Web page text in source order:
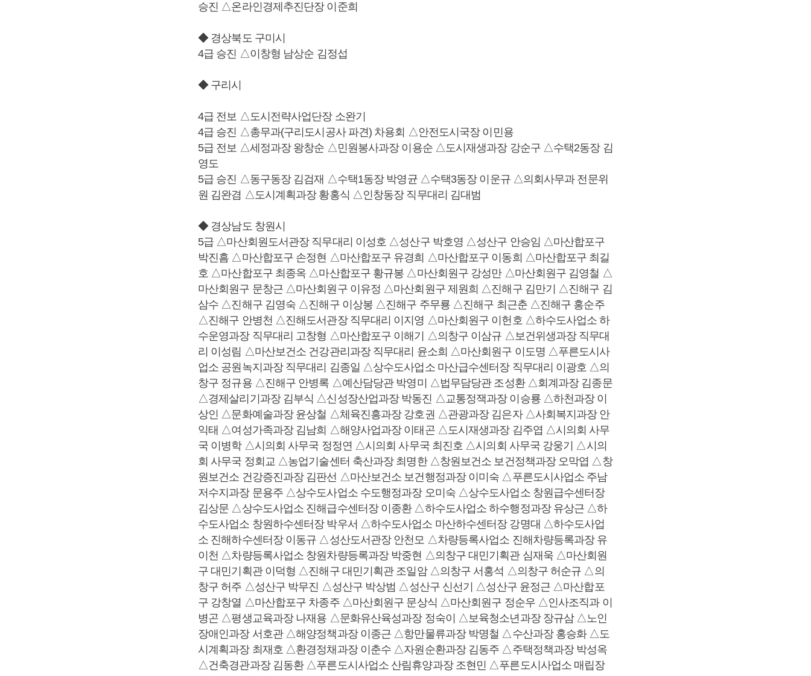
승진 △온라인경제추진단장 이준희
◆ 경상북도 구미시
4급 승진 △이창형 남상순 김정섭
◆ 구리시
4급 전보 △도시전략사업단장 소완기
4급 승진 △총무과(구리도시공사 파견) 차용회 △안전도시국장 이민용
5급 전보 △세정과장 왕창순 △민원봉사과장 이용순 △도시재생과장 강순구 △수택2동장 김
영도
5급 승진 △동구동장 김검재 △수택1동장 박영균 △수택3동장 이운규 △의회사무과 전문위
원 김완겸 △도시계획과장 황홍식 △인창동장 직무대리 김대범
◆ 경상남도 창원시
5급 △마산회원도서관장 직무대리 이성호 △성산구 박호영 △성산구 안승임 △마산합포구
박진흠 △마산합포구 손정현 △마산합포구 유경희 △마산합포구 이동희 △마산합포구 최길
호 △마산합포구 최종옥 △마산합포구 황규봉 △마산회원구 강성만 △마산회원구 김영철 △
마산회원구 문창근 △마산회원구 이유정 △마산회원구 제원희 △진해구 김만기 △진해구 김
삼수 △진해구 김영숙 △진해구 이상봉 △진해구 주무룡 △진해구 최근춘 △진해구 홍순주
△진해구 안병천 △진해도서관장 직무대리 이지영 △마산회원구 이헌호 △하수도사업소 하
수운영과장 직무대리 고창형 △마산합포구 이해기 △의창구 이삼규 △보건위생과장 직무대
리 이성림 △마산보건소 건강관리과장 직무대리 윤소희 △마산회원구 이도명 △푸른도시사
업소 공원녹지과장 직무대리 김종일 △상수도사업소 마산급수센터장 직무대리 이광호 △의
창구 정규용 △진해구 안병록 △예산담당관 박영미 △법무담당관 조성환 △회계과장 김종문
△경제살리기과장 김부식 △신성장산업과장 박동진 △교통정잭과장 이승룡 △하천과장 이
상인 △문화예술과장 윤상철 △체육진흥과장 강호권 △관광과장 김은자 △사회복지과장 안
익태 △여성가족과장 김남희 △해양사업과장 이태곤 △도시재생과장 김주엽 △시의회 사무
국 이병학 △시의회 사무국 정정연 △시의회 사무국 최진호 △시의회 사무국 강웅기 △시의
회 사무국 정회교 △농업기술센터 축산과장 최명한 △창원보건소 보건정책과장 오막엽 △창
원보건소 건강증진과장 김판선 △마산보건소 보건행정과장 이미숙 △푸른도시사업소 주남
저수지과장 문용주 △상수도사업소 수도행정과장 오미숙 △상수도사업소 창원급수센터장
김상문 △상수도사업소 진해급수센터장 이종환 △하수도사업소 하수행정과장 유상근 △하
수도사업소 창원하수센터장 박우서 △하수도사업소 마산하수센터장 강명대 △하수도사업
소 진해하수센터장 이동규 △성산도서관장 안천모 △차량등록사업소 진해차량등록과장 유
이천 △차량등록사업소 창원차량등록과장 박중현 △의창구 대민기획관 심재욱 △마산회원
구 대민기획관 이덕형 △진해구 대민기획관 조일암 △의창구 서홍석 △의창구 허순규 △의
창구 허주 △성산구 박무진 △성산구 박상범 △성산구 신선기 △성산구 윤정근 △마산합포
구 강창열 △마산합포구 차종주 △마산회원구 문상식 △마산회원구 정순우 △인사조직과 이
병곤 △평생교육과장 나재용 △문화유산육성과장 정숙이 △보육청소년과장 장규삼 △노인
장애인과장 서호관 △해양정책과장 이종근 △항만물류과장 박명철 △수산과장 홍승화 △도
시계획과장 최재호 △환경정채과장 이춘수 △자원순환과장 김동주 △주택정책과장 박성옥
△건축경관과장 김동환 △푸른도시사업소 산림휴양과장 조현민 △푸른도시사업소 매립장